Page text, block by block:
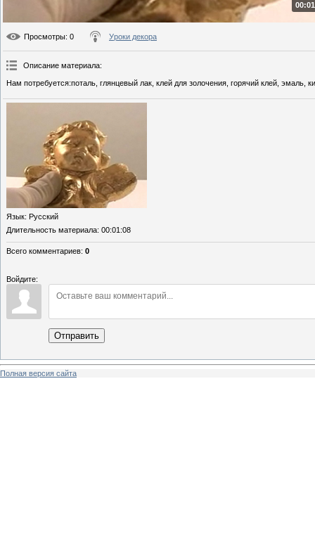
Просмотры: 0 Уроки декора
Описание материала:
Нам потребуется:поталь, глянцевый лак, клей для золочения, горячий клей, эмаль,
Язык: Русский
Длительность материала: 00:01:08
Всего комментариев: 0
Войдите:
Отправить
Полная версия сайта